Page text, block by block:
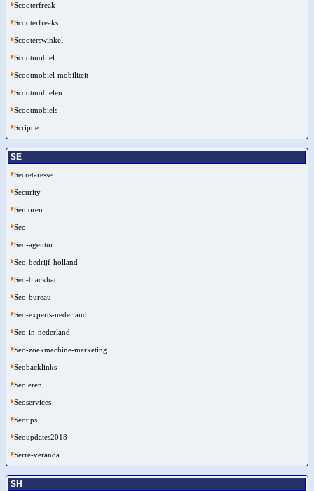
Scooterfreak
Scooterfreaks
Scooterswinkel
Scootmobiel
Scootmobiel-mobiliteit
Scootmobielen
Scootmobiels
Scriptie
SE
Secretaresse
Security
Senioren
Seo
Seo-agentur
Seo-bedrijf-holland
Seo-blackhat
Seo-bureau
Seo-experts-nederland
Seo-in-nederland
Seo-zoekmachine-marketing
Seobacklinks
Seoleren
Seoservices
Seotips
Seoupdates2018
Serre-veranda
SH